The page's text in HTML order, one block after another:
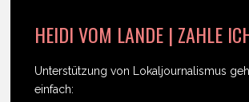
HEIDI VOM LANDE | ZAHLE
Unterstützung von Lokaljournalismus
einfach: